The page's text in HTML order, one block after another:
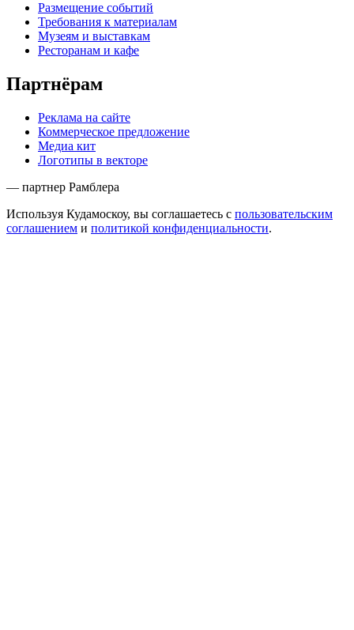
Размещение событий
Требования к материалам
Музеям и выставкам
Ресторанам и кафе
Партнёрам
Реклама на сайте
Коммерческое предложение
Медиа кит
Логотипы в векторе
— партнер Рамблера
Используя Кудамоскоу, вы соглашаетесь с пользовательским
соглашением и политикой конфиденциальности.